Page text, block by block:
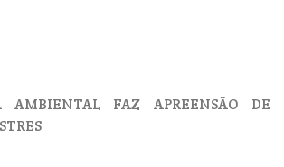
AMBIENTAL FAZ APREENSÃO DE